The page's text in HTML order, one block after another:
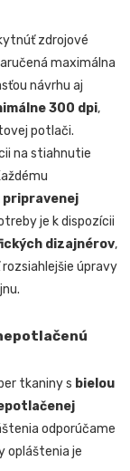
zdrojové
maximálna
návrhu aj
300 dpi,
potlači.
na stiahnutie
je k dispozícii
dizajnérov,
úpravy
tkaniny s bielou
odporúčame
opláštenia je